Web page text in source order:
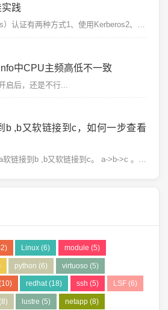
践
Linux系统使用SFU（nis）认证有两种方式1、使用Kerberos2、使用Windows直接认...
中CPU主频高低不一致
启后，还是不行...
b ,b又软链接到c，如何一步查看
Linux (6) module (5)
python (6) virtuoso (5)
redhat(18) ssh (5) LSF(6)
lustre (5) netapp (8)